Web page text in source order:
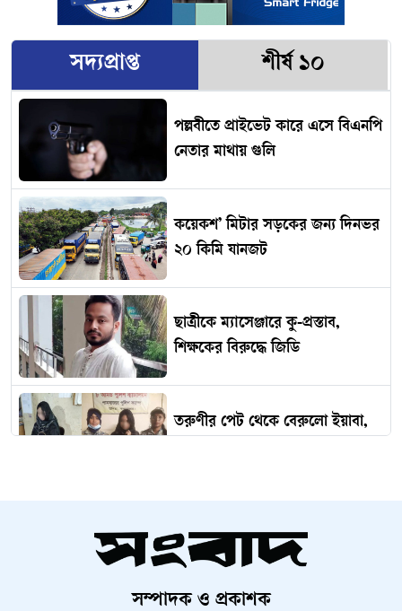
সদ্যপ্রাপ্ত শীর্ষ ১০
পল্লবীতে প্রাইভেট কারে এসে বিএনপি
নেতার মাথায় গুলি
কয়েকশ’ মিটার সড়কের জন্য দিনভর
২০ কিমি যানজট
ছাত্রীকে ম্যাসেঞ্জারে কু-প্রস্তাব,
শিক্ষকের বিরুদ্ধে জিডি
তরুণীর পেট থেকে বেরুলো ইয়াবা,
আমদানি
সম্পাদক ও প্রকাশক